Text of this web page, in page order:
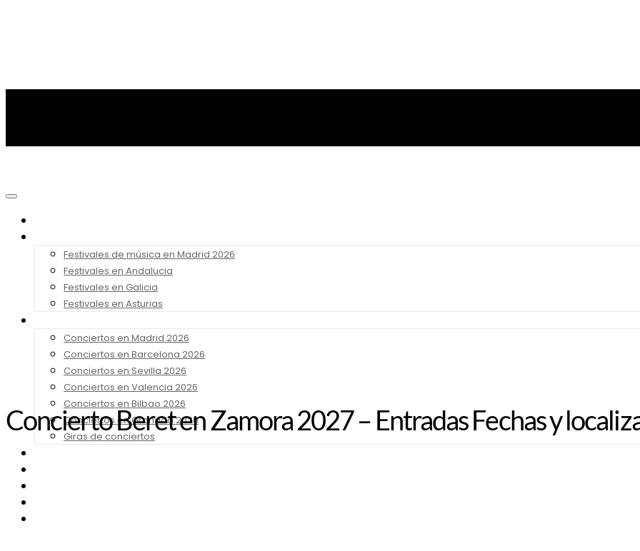
Festivales de música en Madrid 2026
Festivales en Andalucia
Festivales en Galicia
Festivales en Asturias
Conciertos en Madrid 2026
Conciertos en Barcelona 2026
Conciertos en Sevilla 2026
Conciertos en Valencia 2026
Conciertos en Bilbao 2026
Conciertos en Granada 2026
Giras de conciertos
Concierto Beret en Zamora 2027 – Entradas Fechas y